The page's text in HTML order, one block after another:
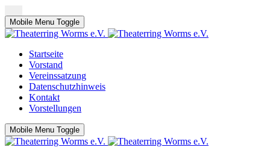
Mobile Menu Toggle
Startseite
Vorstand
Vereinssatzung
Datenschutzhinweis
Kontakt
Vorstellungen
Mobile Menu Toggle